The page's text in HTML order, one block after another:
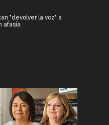
"devolver la voz" a
afasia